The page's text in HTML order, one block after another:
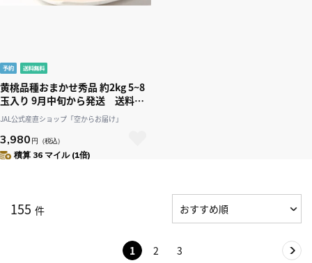
黄桃品種おまかせ秀品 約2kg 5~8
玉入り 9月中旬から発送 送料無
料「アンスリーファーム」
JAL公式産直ショップ「空からお届け」
3,980 円 （税込）
積算 36 マイル (1倍)
155 件
1 2 3